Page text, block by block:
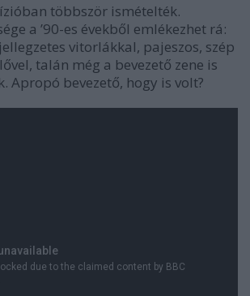
többször ismételték.
a ’90-es évekből emlékezhet rá:
vitorlákkal, pajeszos, szép
talán még a bevezető zene is
Apropó bevezető, hogy is volt?